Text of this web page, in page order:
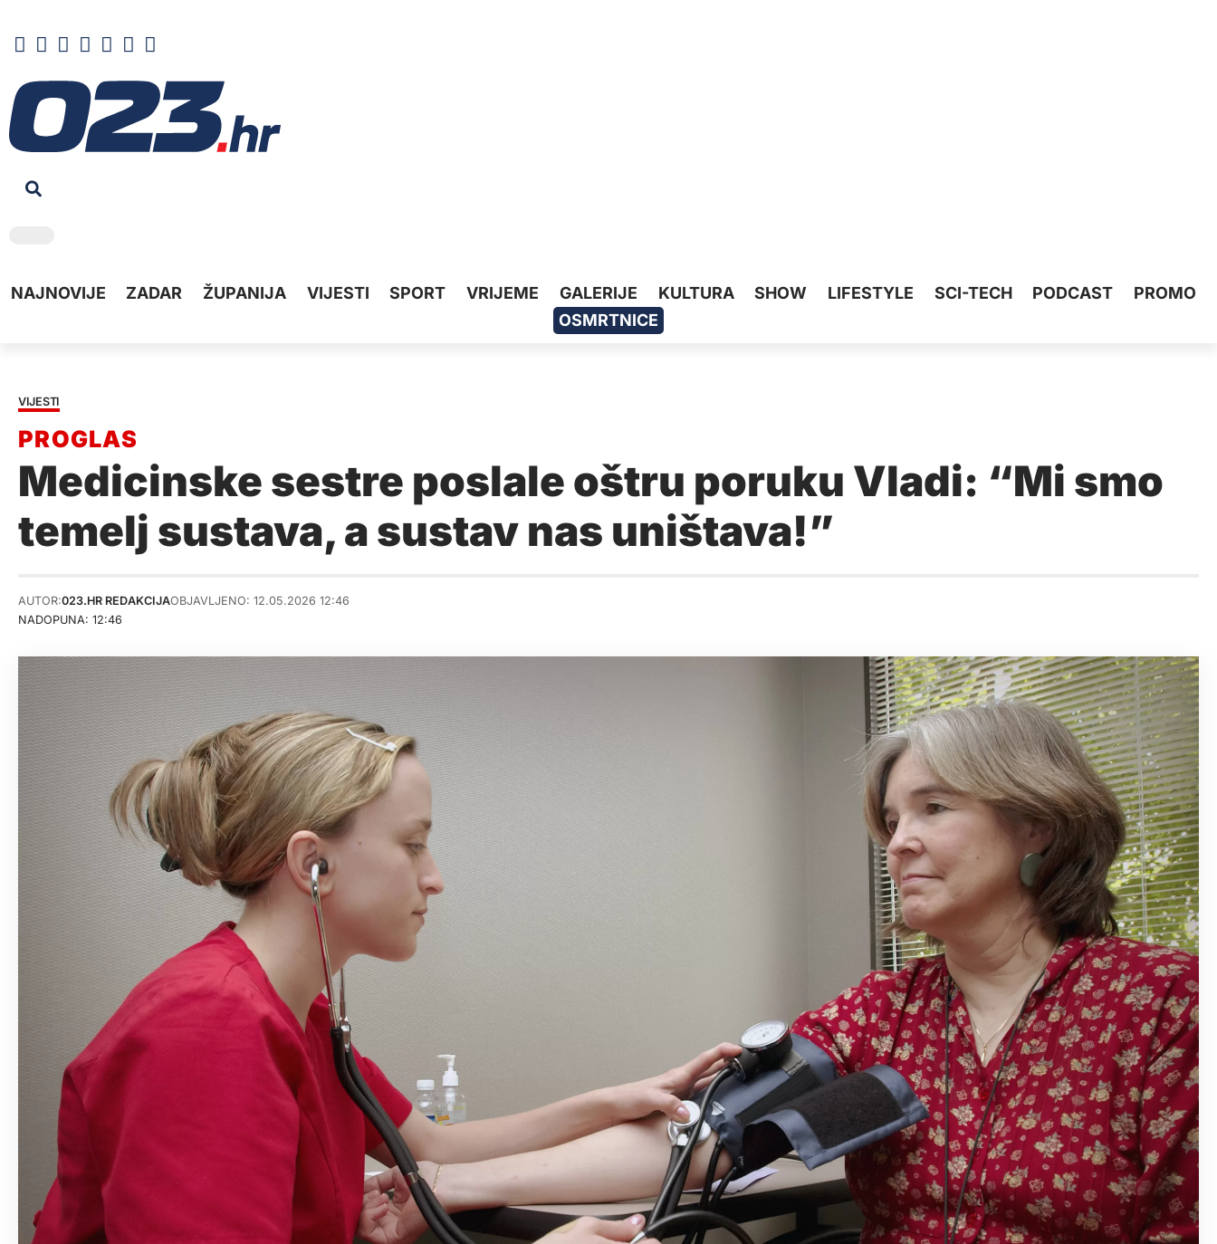
NAJNOVIJE ZADAR ŽUPANIJA VIJESTI SPORT VRIJEME GALERIJE KULTURA SHOW LIFESTYLE SCI-TECH PODCAST
PROMO
OSMRTNICE
VIJESTI
Medicinske sestre poslale oštru poruku Vladi: “Mi smo
temelj sustava, a sustav nas uništava!”
NADOPUNA: 12:46
AUTOR:023.HR REDAKCIJAOBJAVLJENO: 12.05.2026 12:46